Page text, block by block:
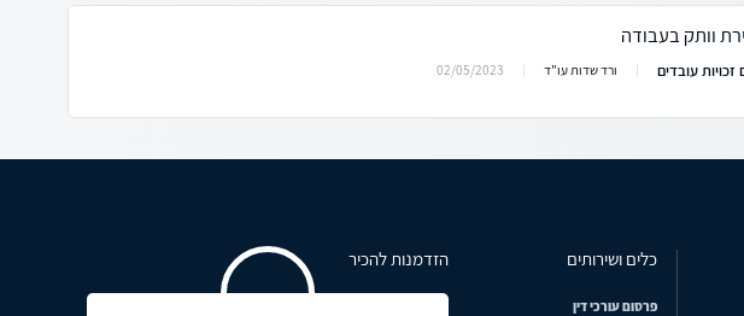
וותק בעבודה
זכויות עובדים ורד שדות עו"ד 02/05/2023
כלים ושירותים
פרסום עורכי דין
הזדמנות להכיר